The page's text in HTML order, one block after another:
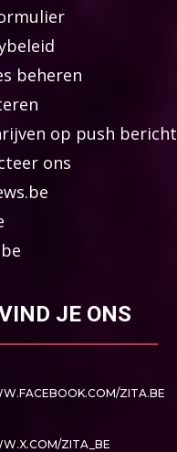
beheren
op push
ons
JE ONS
ZITA.BE
ZITA_BE